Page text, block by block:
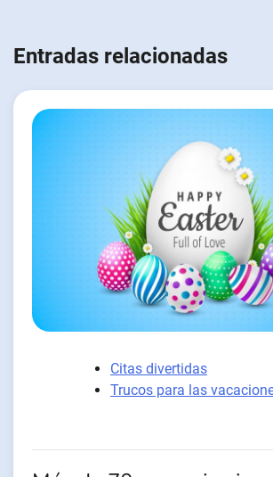
Entradas relacionadas
Citas divertidas
Trucos para las